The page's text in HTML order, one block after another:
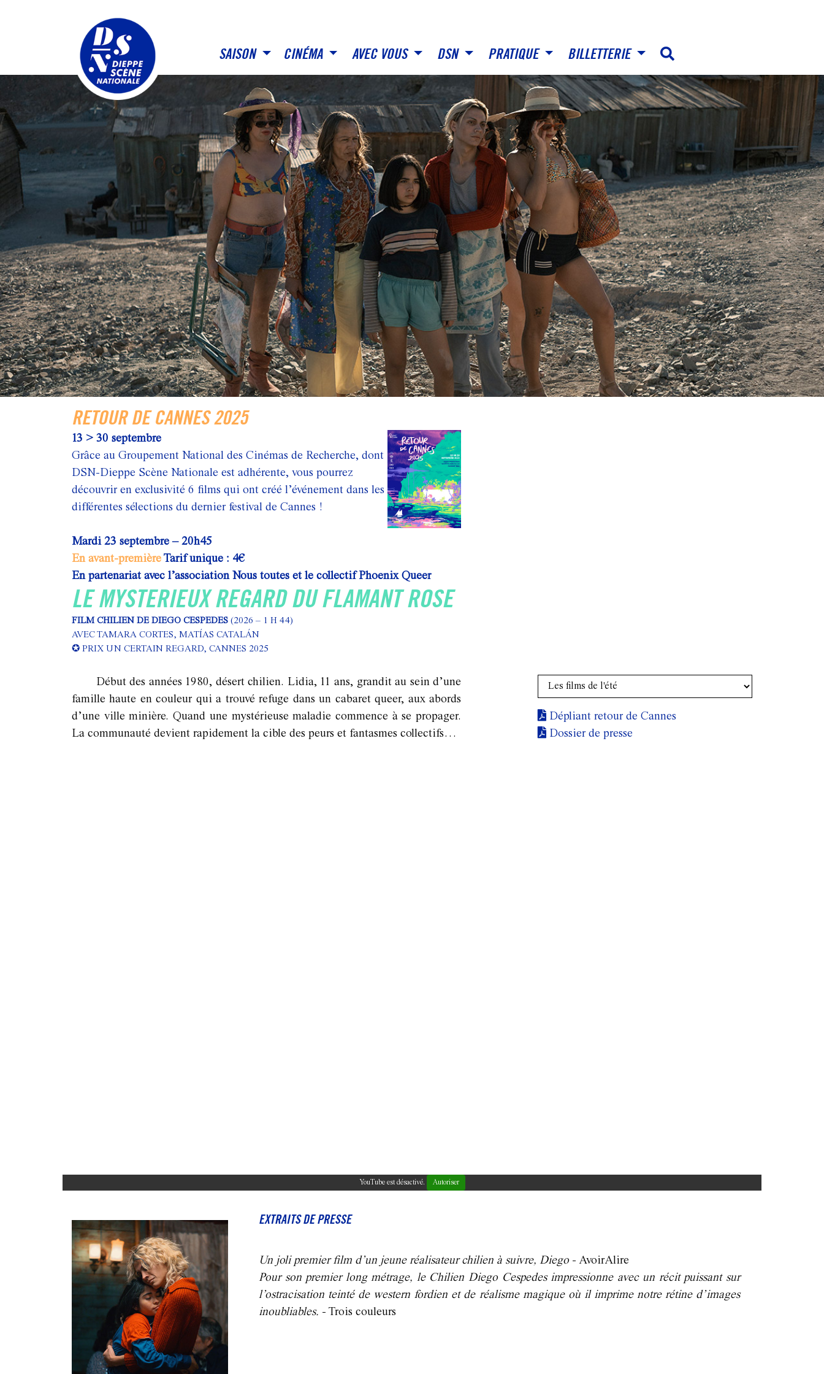
SAISON CINÉMA AVEC VOUS DSN PRATIQUE BILLETTERIE
RETOUR DE CANNES 2025
13 > 30 septembre
Grâce au Groupement National des Cinémas de Recherche, dont
DSN-Dieppe Scène Nationale est adhérente, vous pourrez
découvrir en exclusivité 6 films qui ont créé l’événement dans les
différentes sélections du dernier festival de Cannes !
Mardi 23 septembre – 20h45
En avant-première Tarif unique : 4€
En partenariat avec l’association Nous toutes et le collectif Phoenix Queer
LE MYSTERIEUX REGARD DU FLAMANT ROSE
FILM CHILIEN DE DIEGO CESPEDES (2026 – 1 H 44)
AVEC TAMARA CORTES, MATÍAS CATALÁN
✪ PRIX UN CERTAIN REGARD, CANNES 2025
Début des années 1980, désert chilien. Lidia, 11 ans, grandit au sein d’une
famille haute en couleur qui a trouvé refuge dans un cabaret queer, aux abords
d’une ville minière. Quand une mystérieuse maladie commence à se propager.
La communauté devient rapidement la cible des peurs et fantasmes collectifs…
Dépliant retour de Cannes
Dossier de presse
YouTube est désactivé. Autoriser
EXTRAITS DE PRESSE
Un joli premier film d’un jeune réalisateur chilien à suivre, Diego - AvoirAlire
Pour son premier long métrage, le Chilien Diego Cespedes impressionne avec un récit puissant sur
l’ostracisation teinté de western fordien et de réalisme magique où il imprime notre rétine d’images
inoubliables. - Trois couleurs